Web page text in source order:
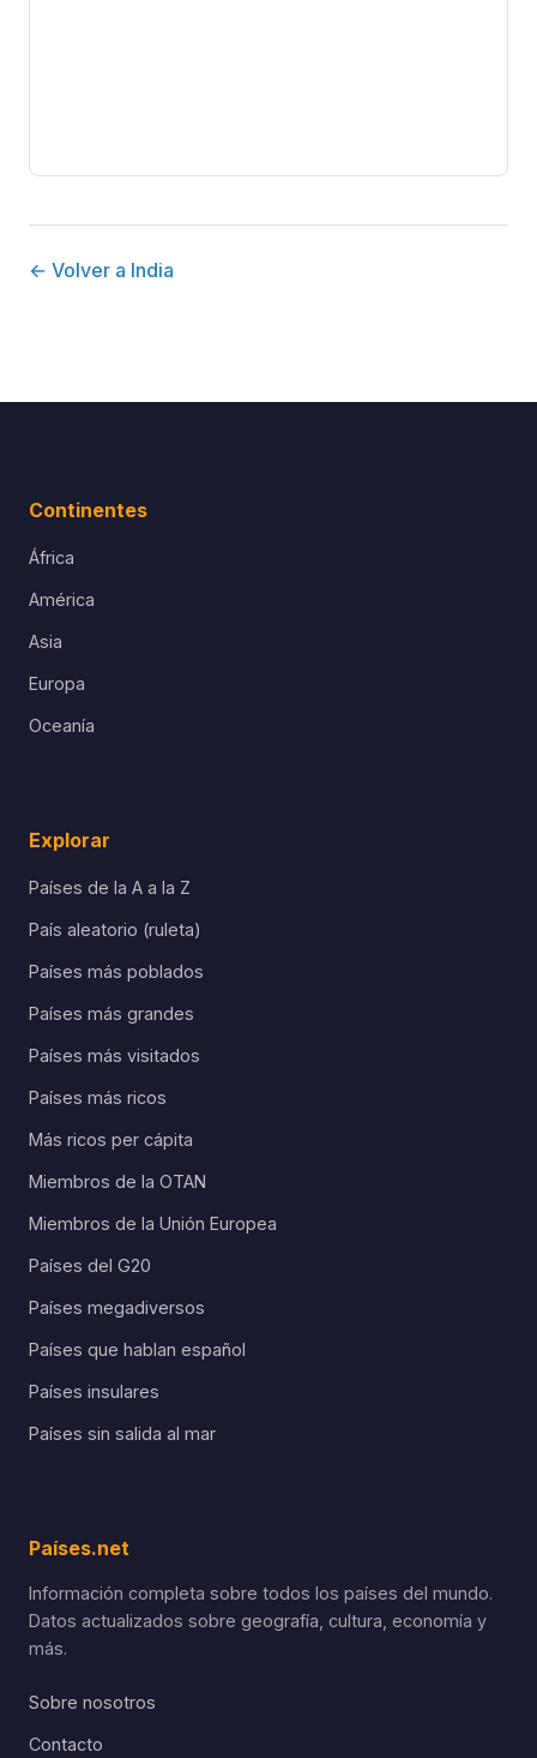
← Volver a India
Continentes
África
América
Asia
Europa
Oceanía
Explorar
Países de la A a la Z
País aleatorio (ruleta)
Países más poblados
Países más grandes
Países más visitados
Países más ricos
Más ricos per cápita
Miembros de la OTAN
Miembros de la Unión Europea
Países del G20
Países megadiversos
Países que hablan español
Países insulares
Países sin salida al mar
Países.net
Información completa sobre todos los países del mundo.
Datos actualizados sobre geografía, cultura, economía y
más.
Sobre nosotros
Contacto